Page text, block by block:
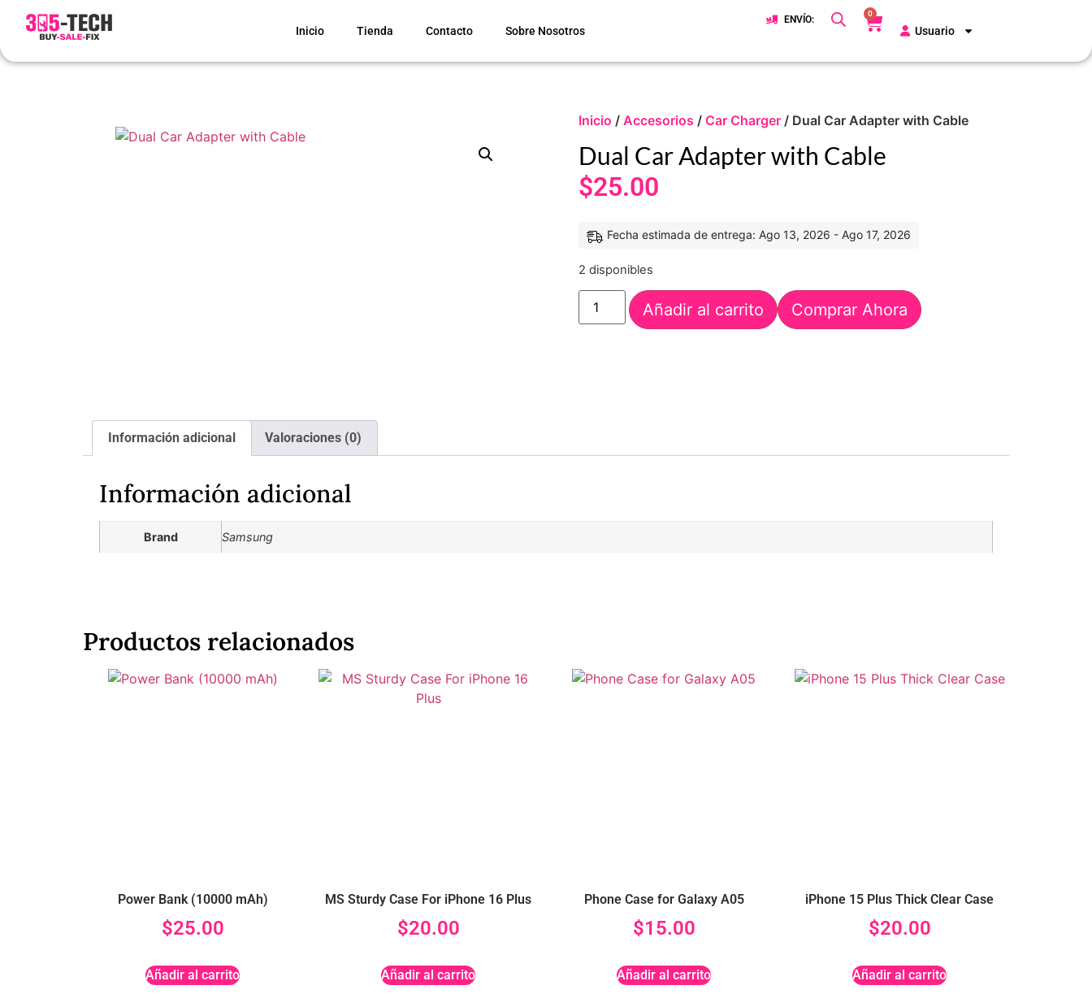
Inicio Tienda Contacto Sobre Nosotros
ENVÍO:
0
Usuario
Inicio / Accesorios / Car Charger / Dual Car Adapter with Cable
Dual Car Adapter with Cable
$25.00
Fecha estimada de entrega: Ago 13, 2026 - Ago 17, 2026
2 disponibles
Añadir al carrito Comprar Ahora
Información adicional Valoraciones (0)
Información adicional
Brand Samsung
Productos relacionados
Power Bank (10000 mAh)
$25.00
Añadir al carrito
MS Sturdy Case For iPhone 16 Plus
$20.00
Añadir al carrito
Phone Case for Galaxy A05
$15.00
Añadir al carrito
iPhone 15 Plus Thick Clear Case
$20.00
Añadir al carrito